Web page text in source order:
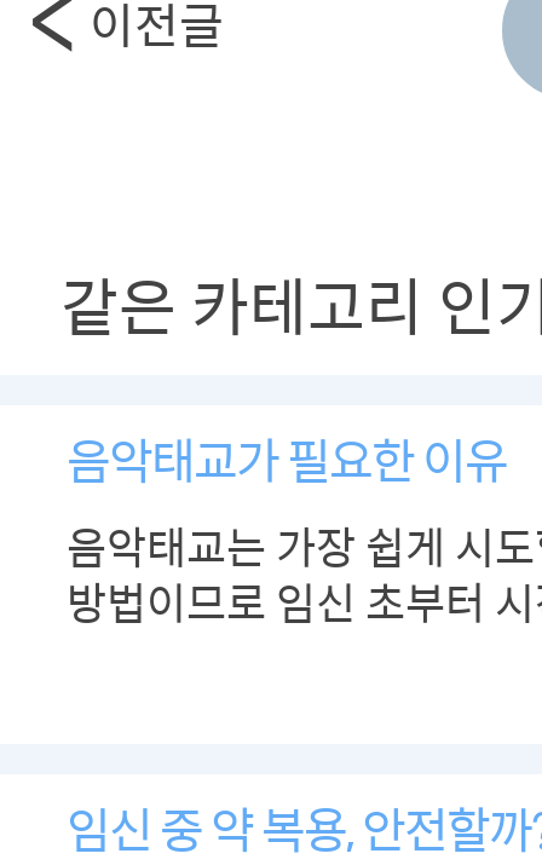
이전글
같은 카테고리 인
음악태교가 필요한 이유
음악태교는 가장 쉽게 시
방법이므로 임신 초부터
임신 중 약 복용, 안전할